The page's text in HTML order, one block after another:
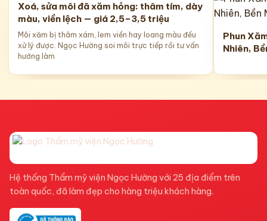
Xoá, sửa môi đã xăm hỏng: thâm tím, dày
màu, viền lệch — giá 2,5–3,5 triệu
Môi xăm bị thâm xám, lem viền hay loang màu đều
xử lý được. Ngọc Hường soi môi trực tiếp rồi tư vấn
hướng làm
Phun
Nhiên,
Hệ thống Thẩm mỹ viện Ngọc Hường với 25 địa điểm trên
toàn quốc, đã làm đẹp cho hàng triệu khách hàng.